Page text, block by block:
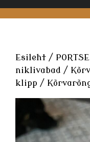
Esileht /
niklivabad /
klipp /